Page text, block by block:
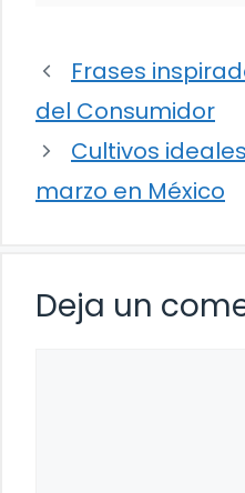
Frases
del Consumidor
Cultivos
marzo en México
Deja un